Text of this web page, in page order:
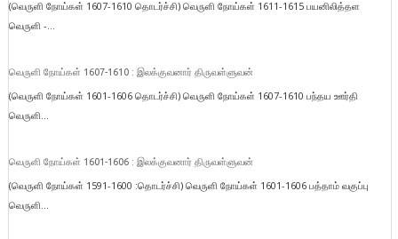
(வெருளி நோய்கள் 1607-1610 தொடர்ச்சி) வெருளி நோய்கள் 1611-1615 பயனிலித்தள
வெருளி -...
வெருளி நோய்கள் 1607-1610 : இலக்குவனார் திருவள்ளுவன்
(வெருளி நோய்கள் 1601-1606 தொடர்ச்சி) வெருளி நோய்கள் 1607-1610 பந்தய ஊர்தி
வெருளி...
வெருளி நோய்கள் 1601-1606 : இலக்குவனார் திருவள்ளுவன்
(வெருளி நோய்கள் 1591-1600 :தொடர்ச்சி) வெருளி நோய்கள் 1601-1606 பத்தாம் வகுப்பு
வெருளி...